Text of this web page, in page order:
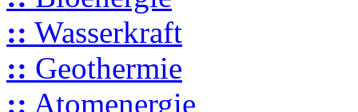
:: Wasserkraft
:: Geothermie
:: Atomenergie